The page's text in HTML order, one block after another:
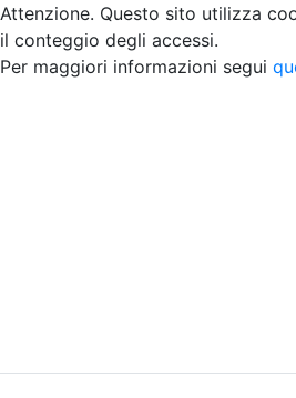
Attenzione. Questo sito utilizza
il conteggio degli accessi.
Per maggiori informazioni segui